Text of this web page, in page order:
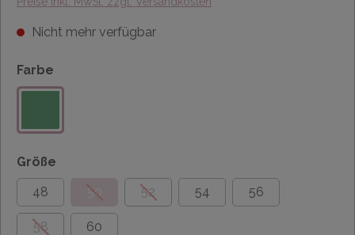
Nicht mehr verfügbar
Farbe
Größe
48
50 52 54 56
58 60